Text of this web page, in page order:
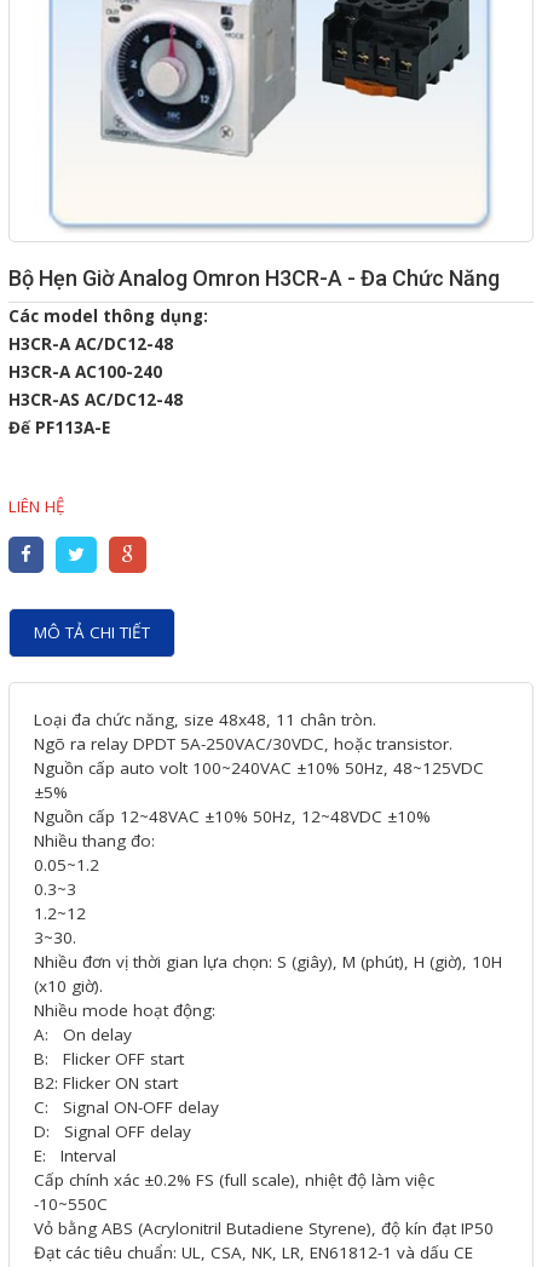
Bộ Hẹn Giờ Analog Omron H3CR-A - Đa Chức Năng
Các model thông dụng:
H3CR-A AC/DC12-48
H3CR-A AC100-240
H3CR-AS AC/DC12-48
Đế PF113A-E
LIÊN HỆ
MÔ TẢ CHI TIẾT
Loại đa chức năng, size 48x48, 11 chân tròn.
Ngõ ra relay DPDT 5A-250VAC/30VDC, hoặc transistor.
Nguồn cấp auto volt 100~240VAC ±10% 50Hz, 48~125VDC
±5%
Nguồn cấp 12~48VAC ±10% 50Hz, 12~48VDC ±10%
Nhiều thang đo:
0.05~1.2
0.3~3
1.2~12
3~30.
Nhiều đơn vị thời gian lựa chọn: S (giây), M (phút), H (giờ), 10H
(x10 giờ).
Nhiều mode hoạt động:
A: On delay
B: Flicker OFF start
B2: Flicker ON start
C: Signal ON-OFF delay
D: Signal OFF delay
E: Interval
Cấp chính xác ±0.2% FS (full scale), nhiệt độ làm việc
-10~550C
Vỏ bằng ABS (Acrylonitril Butadiene Styrene), độ kín đạt IP50
Đạt các tiêu chuẩn: UL, CSA, NK, LR, EN61812-1 và dấu CE
Giải pháp quản lý bằng mã
Bảng LED điện tử
Đồng hồ thời gian thực
Máy dò kim loại
Màn hình cảm ứng HMI
PLC - Bộ lập trình PLC
Máy tính công nghiệp
Motor Servo / Driver Servo
Servo
Thiết bị thu thập dữ liệu,
truyền và lưu trữ dữ liệu
Thiết bị điều khiển và giám
sát
Thiết bị cảnh báo
Thiết bị đo lường - Cảm biến
Bộ điều khiển nhiệt độ
Bộ đếm - Bộ hẹn giờ
Đồng hồ đo đa năng
Phụ kiện lắp tủ điện
Giới thiệu
Dịch vụ